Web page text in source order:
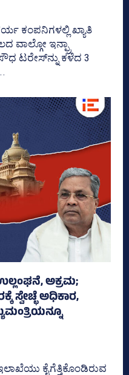
ಕಂಪನಿಗಳಲ್ಲಿ ಖ್ಯಾತಿ
ವಾಲ್ಗೋ ಇನ್ಫ್ರಾ
ಟರೇಸ್‌ನ್ನು ಕಳೆದ 3
ಅಕ್ರಮ;
ಸ್ವೇಚ್ಛೆ ಅಧಿಕಾರ,
ಕೈಗೆತ್ತಿಕೊಂಡಿರುವ